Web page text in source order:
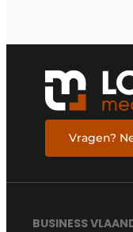
Vragen?
BUSINESS